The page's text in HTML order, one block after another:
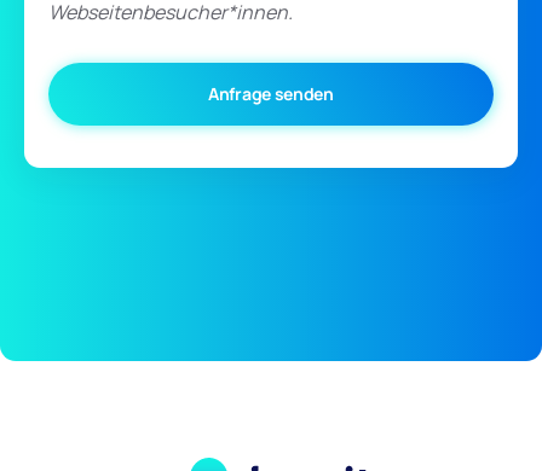
Webseitenbesucher*innen.